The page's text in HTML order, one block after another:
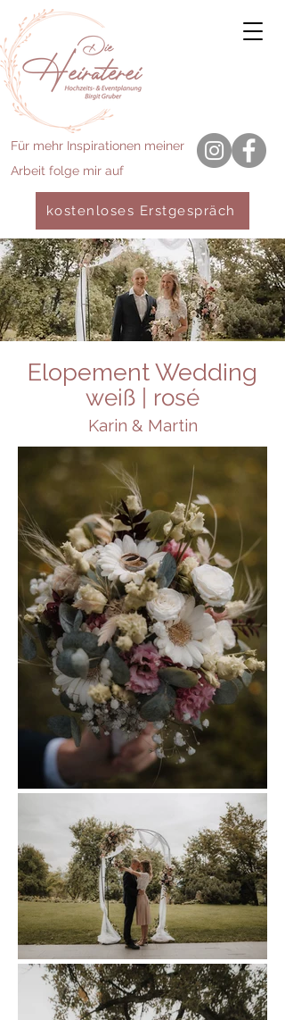
Für mehr Inspirationen meiner
Arbeit folge mir auf
kostenloses Erstgespräch
Elopement Wedding
weiß | rosé
Karin & Martin